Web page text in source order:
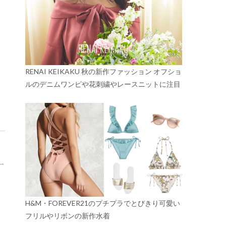
RENAI KEIKAKU 秋の新作ファッション オフショ
ルのデニムワンピや花刺繍やレースニットに注目
H&M・FOREVER21のプチプラでとびきり可愛い
フリルやリボンの新作水着